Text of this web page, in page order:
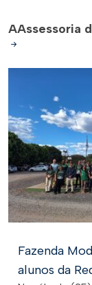
AAssessoria
Fazenda
alunos da